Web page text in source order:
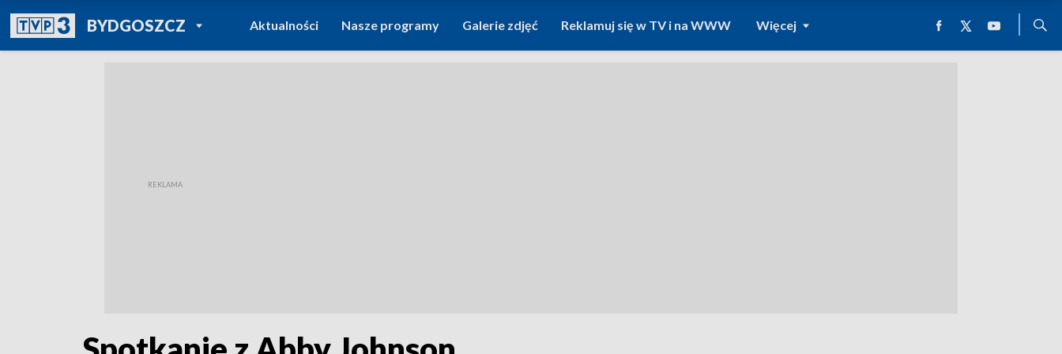
BYDGOSZCZPOWRÓT DO
TVP REGIONY
Aktualności Nasze programy Galerie zdjęć Reklamuj się w TV i na WWW Więcej